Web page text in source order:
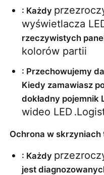
: Każdy
wyświetlacza
rzeczywistych
kolorów partii
: Przechowujemy
Kiedy zamawiasz
dokładny pojemnik
wideo LED .
Ochrona w
: Każdy
jest